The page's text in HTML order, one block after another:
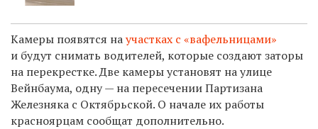
Камеры появятся научастках с «вафельницами»
и будут снимать водителей, которые создают заторы
на перекрестке. Две камеры установят на улице
Вейнбаума, одну — на пересечении Партизана
Железняка с Октябрьской. О начале их работы
красноярцам сообщат дополнительно.